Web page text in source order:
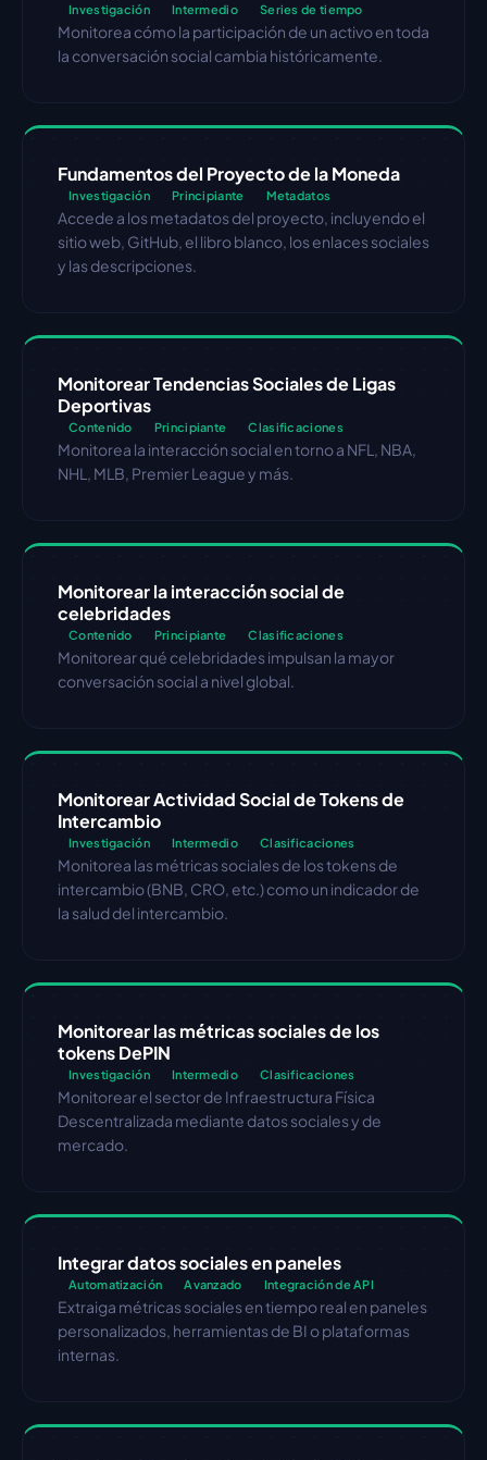
Investigación Intermedio Series de tiempo
Monitorea cómo la participación de un activo en toda
la conversación social cambia históricamente.
Fundamentos del Proyecto de la Moneda
Investigación Principiante Metadatos
Accede a los metadatos del proyecto, incluyendo el
sitio web, GitHub, el libro blanco, los enlaces sociales
y las descripciones.
Monitorear Tendencias Sociales de Ligas
Deportivas
Contenido Principiante Clasificaciones
Monitorea la interacción social en torno a NFL, NBA,
NHL, MLB, Premier League y más.
Monitorear la interacción social de
celebridades
Contenido Principiante Clasificaciones
Monitorear qué celebridades impulsan la mayor
conversación social a nivel global.
Monitorear Actividad Social de Tokens de
Intercambio
Investigación Intermedio Clasificaciones
Monitorea las métricas sociales de los tokens de
intercambio (BNB, CRO, etc.) como un indicador de
la salud del intercambio.
Monitorear las métricas sociales de los
tokens DePIN
Investigación Intermedio Clasificaciones
Monitorear el sector de Infraestructura Física
Descentralizada mediante datos sociales y de
mercado.
Integrar datos sociales en paneles
Automatización Avanzado Integración de API
Extraiga métricas sociales en tiempo real en paneles
personalizados, herramientas de BI o plataformas
internas.